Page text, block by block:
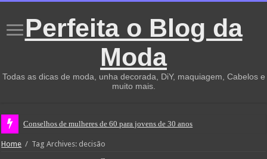
Perfeita o Blog da
Moda
Todas as dicas de moda, unha decorada, DiY, maquiagem, Cabelos e
muito mais.
Conselhos de mulheres de 60 para jovens de 30 anos
Home / Tag Archives: decisão